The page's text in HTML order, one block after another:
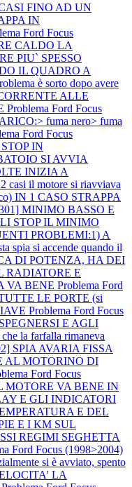
FINO AD UN
IN
Ford Focus
CALDO LA
PIU` SPESSO
IL QUADRO A
è sorto dopo avere
ALLE
Problema Ford Focus
fuma nero> fuma
Ford Focus
IN
SI AVVIA
INIZIA A
il motore si riavviava
IN 1 CASO STRAPPA
MINIMO BASSO E
STOP IL MINIMO
PROBLEMI:1) A
spia si accende quando il
DI POTENZA, HA DEI
RADIATORE E
VA BENE Problema Ford
LE PORTE (si
Problema Ford Focus
E AGLI
la farfalla rimaneva
SPIA AVARIA FISSA
AL MOTORINO DI
Ford Focus
MOTORE VA BENE IN
E GLI INDICATORI
E DEL
E I KM SUL
REGIMI SEGHETTA
Ford Focus (1998>2004)
si è avviato, spento
LA